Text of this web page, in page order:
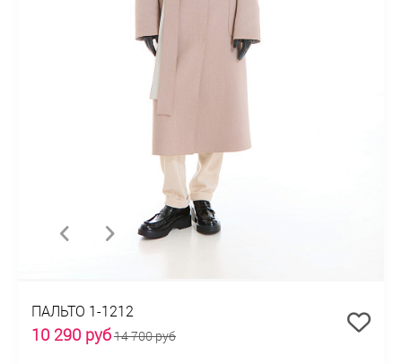
ПАЛЬТО 1-1212
10 290 руб14 700 руб